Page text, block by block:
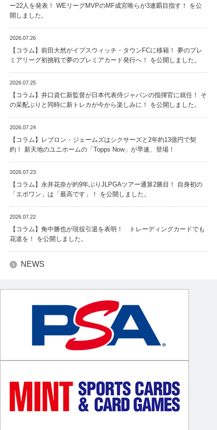
ー22人を発表！ WEリーグMVPのMF成宮唯らが3連覇目指す！ を公
開しました。
2026.07.26
【コラム】前田大然がイプスウィッチ・タウンFCに移籍！ 夢のプレ
ミアリーグ初挑戦で夢のプレミアカード発行へ！ を公開しました。
2026.07.25
【コラム】井口資仁新監督が日本代表侍ジャパンの指揮官に就任！ そ
の采配ぶりと同時に新トレカが今から楽しみに！ を公開しました。
2026.07.24
【コラム】レブロン・ジェームズはシクサーズと2年約13億円で契
約！ 新天地のユニホームの「Topps Now」が早速、登場！
2026.07.23
【コラム】永井花奈が約9年ぶりJLPGAツアー通算2勝目！ 自身初の
「エポワン」は「最高です」！ を公開しました。
2026.07.22
【コラム】角中勝也が現役引退を表明！ トレーディングカードでも
花道を！ を公開しました。
NEWS